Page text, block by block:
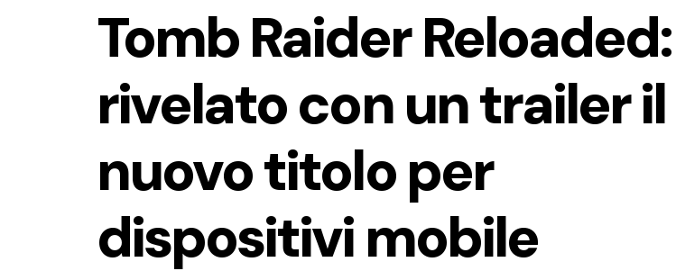
Tomb Raider Reloaded:
rivelato con un trailer il
nuovo titolo per
dispositivi mobile